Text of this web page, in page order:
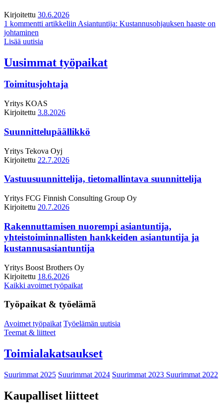
Kirjoitettu 30.6.2026
1 kommentti artikkeliin Asiantuntija: Kustannusohjauksen haaste on
johtaminen
Lisää uutisia
Uusimmat työpaikat
Toimitusjohtaja
Yritys KOAS
Kirjoitettu 3.8.2026
Suunnittelupäällikkö
Yritys Tekova Oyj
Kirjoitettu 22.7.2026
Vastuusuunnittelija, tietomallintava suunnittelija
Yritys FCG Finnish Consulting Group Oy
Kirjoitettu 20.7.2026
Rakennuttamisen nuorempi asiantuntija,
yhteistoiminnallisten hankkeiden asiantuntija ja
kustannusasiantuntija
Yritys Boost Brothers Oy
Kirjoitettu 18.6.2026
Kaikki avoimet työpaikat
Työpaikat & työelämä
Avoimet työpaikat Työelämän uutisia
Teemat & liitteet
Toimialakatsaukset
Suurimmat 2025 Suurimmat 2024 Suurimmat 2023 Suurimmat 2022
Kaupalliset liitteet